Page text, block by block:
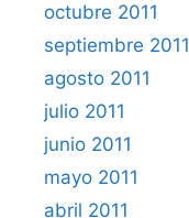
octubre 2011
septiembre 2011
agosto 2011
julio 2011
junio 2011
mayo 2011
abril 2011